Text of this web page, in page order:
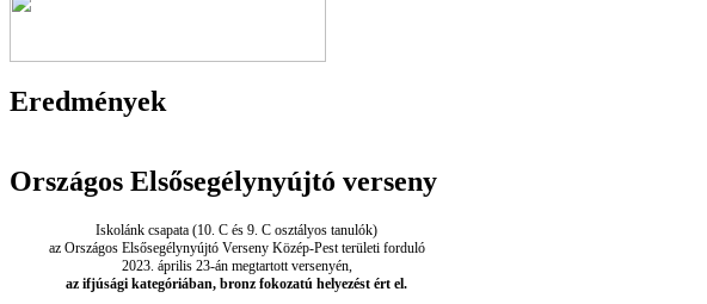
Eredmények
Országos Elsősegélynyújtó verseny
Iskolánk csapata (10. C és 9. C osztályos tanulók)
az Országos Elsősegélynyújtó Verseny Közép-Pest területi forduló
2023. április 23-án megtartott versenyén,
az ifjúsági kategóriában, bronz fokozatú helyezést ért el.